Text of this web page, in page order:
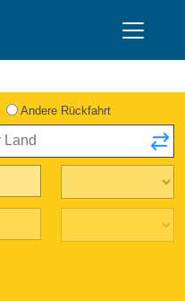
Andere Rückfahrt